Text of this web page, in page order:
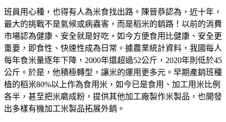
班員用心種，也得有人為米食找出路。陳晉恭認為，近十年，
最大的挑戰不是氣候或病蟲害，而是稻米的銷路！以前的消費
市場認為健康、安全就是好吃，如今方便食用比健康、安全更
重要，即食性、快速性成為日常。據農業統計資料，我國每人
每年食米量逐年下降，2000年還超過52公斤，2020年則低於45
公斤。於是，他積極轉型，讓米的運用更多元。早期產銷班種
植的稻米80%以上作為食用米，如今已是食用、加工用米比例
各半，甚至把米磨成粉，提供其他加工廠製作米製品，也開發
出多樣有機加工米製品拓展外銷。